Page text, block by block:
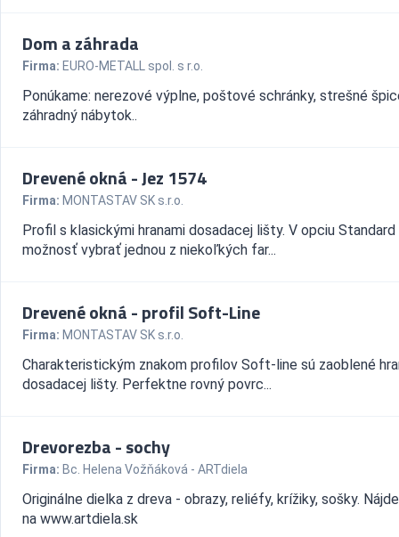
Dom a záhrada
Firma: EURO-METALL spol. s r.o.
Ponúkame: nerezové výplne, poštové schránky, strešné
záhradný nábytok..
Drevené okná - Jez 1574
Firma: MONTASTAV SK s.r.o.
Profil s klasickými hranami dosadacej lišty. V opciu Standard
možnosť vybrať jednou z niekoľkých far...
Drevené okná - profil Soft-Line
Firma: MONTASTAV SK s.r.o.
Charakteristickým znakom profilov Soft-line sú zaoblené
dosadacej lišty. Perfektne rovný povrc...
Drevorezba - sochy
Firma: Bc. Helena Vožňáková - ARTdiela
Originálne dielka z dreva - obrazy, reliéfy, krížiky, sošky.
na www.artdiela.sk